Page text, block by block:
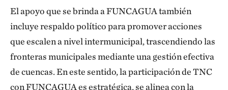
El apoyo que se brinda a FUNCAGUA también
incluye respaldo político para promover acciones
que escalen a nivel intermunicipal, trascendiendo las
fronteras municipales mediante una gestión efectiva
de cuencas. En este sentido, la participación de TNC
con FUNCAGUA es estratégica, se alinea con la